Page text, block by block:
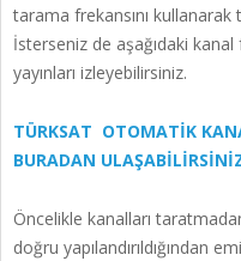
tarama frekansını
İsterseniz de aşağıdaki
yayınları izleyebilirsiniz.
TÜRKSAT OTOMATİK
BURADAN
Öncelikle kanalları
doğru yapılandırıldığından